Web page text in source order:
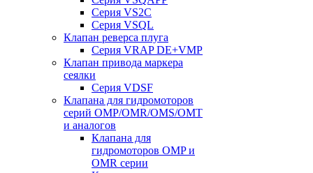
Серия VS2C
Серия VSQL
Клапан реверса плуга
Серия VRAP DE+VMP
Клапан привода маркера
сеялки
Серия VDSF
Клапана для гидромоторов
серий OMP/OMR/OMS/OMT
и аналогов
Клапана для
гидромоторов OMP и
OMR серии